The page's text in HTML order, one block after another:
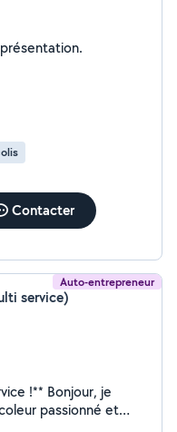
Je n'ai pas encore renseigné ma présentation.
Contacter
Auto-entrepreneur
service)
je
passionné et